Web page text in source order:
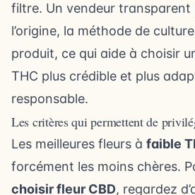
filtre. Un vendeur transparent
l’origine, la méthode de
produit, ce qui aide à choisir
THC plus crédible et plus
responsable.
Les critères qui permettent de
Les meilleures fleurs à faible
forcément les moins chères.
choisir fleur CBD, regardez